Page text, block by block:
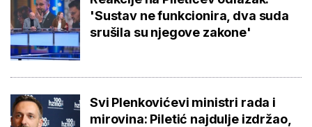
'Sustav ne funkcionira, dva suda
srušila su njegove zakone'
Svi Plenkovićevi ministri rada i
mirovina: Piletić najdulje izdržao,